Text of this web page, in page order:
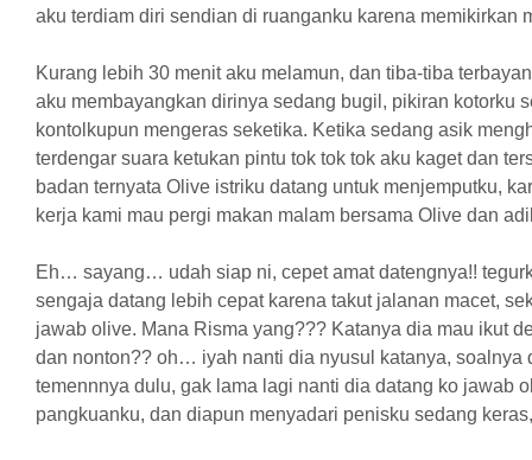
aku terdiam diri sendian di ruanganku karena memikirkan
Kurang lebih 30 menit aku melamun, dan tiba-tiba
aku membayangkan dirinya sedang bugil, pikiran kotorku
kontolkupun mengeras seketika. Ketika sedang asik
terdengar suara ketukan pintu tok tok tok aku kaget dan
badan ternyata Olive istriku datang untuk menjemputku,
kerja kami mau pergi makan malam bersama Olive dan
Eh… sayang… udah siap ni, cepet amat datengnya!!
sengaja datang lebih cepat karena takut jalanan macet,
jawab olive. Mana Risma yang??? Katanya dia mau ikut
dan nonton?? oh… iyah nanti dia nyusul katanya, soalnya
temennnya dulu, gak lama lagi nanti dia datang ko jawab
pangkuanku, dan diapun menyadari penisku sedang